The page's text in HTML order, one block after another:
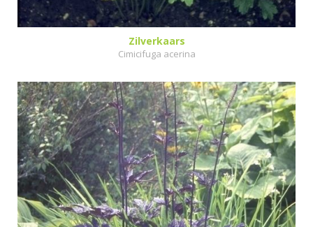
Zilverkaars
Cimicifuga acerina